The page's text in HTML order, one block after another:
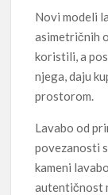
Novi modeli
asimetričnih
koristili, a
njega, daju
prostorom.
Lavabo od
povezanosti
kameni
autentičnost